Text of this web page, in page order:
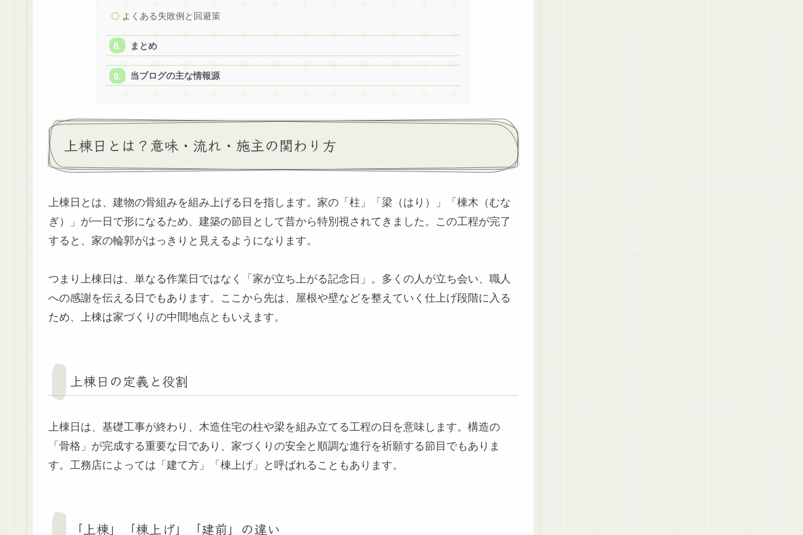
よくある失敗例と回避策
まとめ
当ブログの主な情報源
上棟日とは？意味・流れ・施主の関わり方
上棟日とは、建物の骨組みを組み上げる日を指します。家の「柱」「梁（はり）」「棟木（むな
ぎ）」が一日で形になるため、建築の節目として昔から特別視されてきました。この工程が完了
すると、家の輪郭がはっきりと見えるようになります。
つまり上棟日は、単なる作業日ではなく「家が立ち上がる記念日」。多くの人が立ち会い、職人
への感謝を伝える日でもあります。ここから先は、屋根や壁などを整えていく仕上げ段階に入る
ため、上棟は家づくりの中間地点ともいえます。
上棟日の定義と役割
上棟日は、基礎工事が終わり、木造住宅の柱や梁を組み立てる工程の日を意味します。構造の
「骨格」が完成する重要な日であり、家づくりの安全と順調な進行を祈願する節目でもありま
す。工務店によっては「建て方」「棟上げ」と呼ばれることもあります。
「上棟」「棟上げ」「建前」の違い